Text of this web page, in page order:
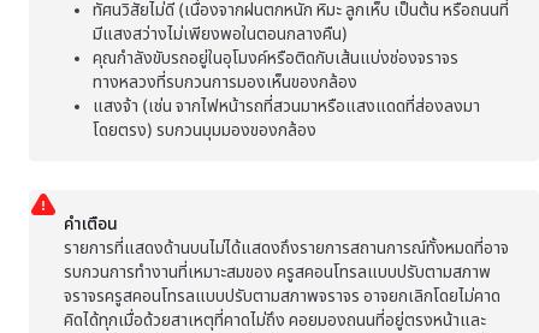
ทัศนวิสัยไม่ดี (เนื่องจากฝนตกหนัก หิมะ ลูกเห็บ เป็นต้น หรือถนนที่
มีแสงสว่างไม่เพียงพอในตอนกลางคืน)
คุณกำลังขับรถอยู่ในอุโมงค์หรือติดกับเส้นแบ่งช่องจราจร
ทางหลวงที่รบกวนการมองเห็นของกล้อง
แสงจ้า (เช่น จากไฟหน้ารถที่สวนมาหรือแสงแดดที่ส่องลงมา
โดยตรง) รบกวนมุมมองของกล้อง
คำเตือน
รายการที่แสดงด้านบนไม่ได้แสดงถึงรายการสถานการณ์ทั้งหมดที่อาจ
รบกวนการทำงานที่เหมาะสมของครูสคอนโทรลแบบปรับตามสภาพ
จราจรครูสคอนโทรลแบบปรับตามสภาพจราจร อาจยกเลิกโดยไม่คาด
คิดได้ทุกเมื่อด้วยสาเหตุที่คาดไม่ถึง คอยมองถนนที่อยู่ตรงหน้าและ